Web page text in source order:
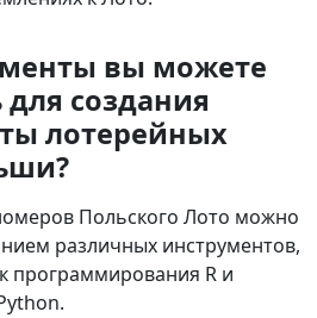
вы можете
для создания
лотерейных
Польского Лото можно
различных инструментов,
программирования R и